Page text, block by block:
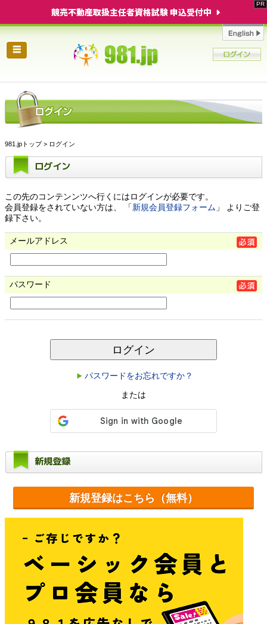
競売不動産取扱主任者資格試験 申込受付中
☰
981.jpトップ> ログイン
ログイン
この先のコンテンンツへ行くにはログインが必要です。
会員登録をされていない方は、 「新規会員登録フォーム 」 よりご登
録下さい。
メールアドレス
パスワード
ログイン
パスワードをお忘れですか？
または
新規登録
新規登録はこちら（無料）